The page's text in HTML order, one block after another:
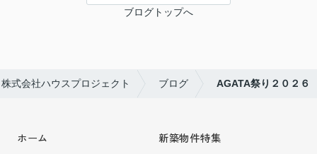
ブログトップへ
式会社ハウスプロジェクト ブログ AGATA祭り２０２６
ホーム
新築物件特集